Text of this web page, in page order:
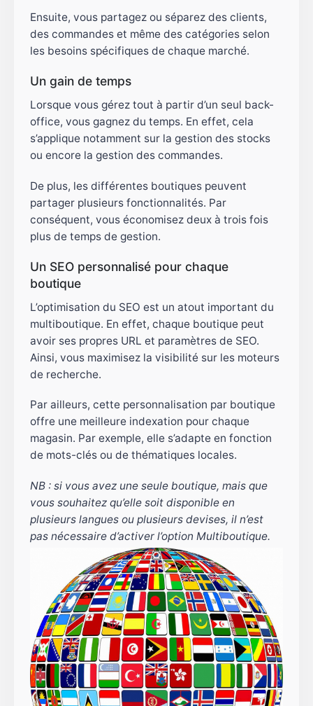
Ensuite, vous partagez ou séparez des clients,
des commandes et même des catégories selon
les besoins spécifiques de chaque marché.
Un gain de temps
Lorsque vous gérez tout à partir d’un seul back-
office, vous gagnez du temps. En effet, cela
s’applique notamment sur la gestion des stocks
ou encore la gestion des commandes.
De plus, les différentes boutiques peuvent
partager plusieurs fonctionnalités. Par
conséquent, vous économisez deux à trois fois
plus de temps de gestion.
Un SEO personnalisé pour chaque
boutique
L’optimisation du SEO est un atout important du
multiboutique. En effet, chaque boutique peut
avoir ses propres URL et paramètres de SEO.
Ainsi, vous maximisez la visibilité sur les moteurs
de recherche.
Par ailleurs, cette personnalisation par boutique
offre une meilleure indexation pour chaque
magasin. Par exemple, elle s’adapte en fonction
de mots-clés ou de thématiques locales.
NB : si vous avez une seule boutique, mais que
vous souhaitez qu’elle soit disponible en
plusieurs langues ou plusieurs devises, il n’est
pas nécessaire d’activer l’option Multiboutique.